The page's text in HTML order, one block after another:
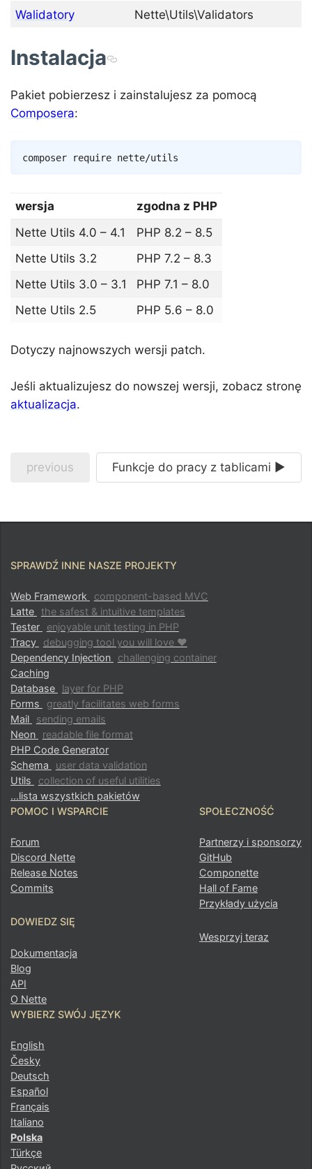
Walidatory
Nette\Utils\Validators
Instalacja
Pakiet pobierzesz i zainstalujesz za pomocą
Composera:
composer
wersja
zgodna z PHP
Nette Utils 4.0 – 4.1
PHP 8.2 – 8.5
Nette Utils 3.2
PHP 7.2 – 8.3
Nette Utils 3.0 – 3.1
PHP 7.1 – 8.0
Nette Utils 2.5
PHP 5.6 – 8.0
Dotyczy najnowszych wersji patch.
Jeśli aktualizujesz do nowszej wersji, zobacz stronę
aktualizacja.
previous Funkcje do pracy z tablicami ►
SPRAWDŹ INNE NASZE PROJEKTY
Web Framework
component-based MVC
Latte the safest & intuitive templates
Tester
enjoyable unit testing in PHP
Tracy
debugging tool you will love ♥
Dependency Injection
challenging container
Caching
Database
layer for PHP
Forms
greatly facilitates web forms
Mail
sending emails
Neon
readable file format
PHP Code Generator
Schema
user data validation
Utils
collection of useful utilities
...lista wszystkich pakietów
POMOC I WSPARCIE
Forum
Discord Nette
Release Notes
Commits
DOWIEDZ SIĘ
Dokumentacja
Blog
API
O Nette
SPOŁECZNOŚĆ
Partnerzy i sponsorzy
GitHub
Componette
Hall of Fame
Przykłady użycia
Wesprzyj teraz
WYBIERZ SWÓJ JĘZYK
English
Česky
Deutsch
Español
Français
Italiano
Polska
Türkçe